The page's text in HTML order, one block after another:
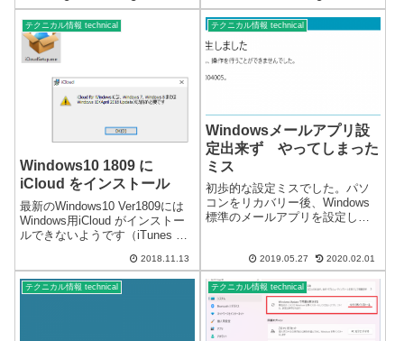
ので、元に戻したい場合に困り
ます…W...
ター）内でテキストを挿入した
い個所で動画を一旦分割しテキ
ストを挿入後、エクスポート
す...
テクニカル情報 technical
Windows10 1809 に
iCloud をインストール
最新のWindows10 Ver1809には
Windows用iCloud がインストー
ルできないようです（iTunes の
せん。）2018/11/13 情報iCloud
for Windowsには、Window...
2018.11.13
テクニカル情報 technical
Windowsメールアプリ設
定出来ず やってしまった
ミス
初歩的な設定ミスでした。パソ
コンをリカバリー後、Windows
標準のメールアプリを設定しよ
プログラムではないので支障は
限られます。エラーコードを調
べても原因不明メッセージ内容
問題が発生...
2019.05.27 2020.02.01
テクニカル情報 technical テクニカル情報 technical